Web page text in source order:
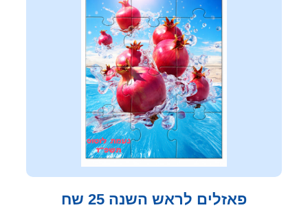
פאזלים לראש השנה 25 שח